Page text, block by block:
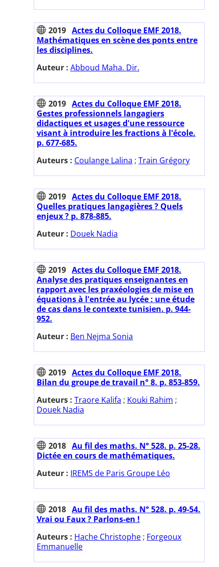
2019 Actes du Colloque EMF 2018.
Mathématiques en scène des ponts entre
les disciplines.
Auteur : Abboud Maha. Dir.
2019 Actes du Colloque EMF 2018.
Gestes professionnels langagiers
didactiques et usages d'une ressource
visant à introduire les fractions à l'école.
p. 677-685.
Auteurs : Coulange Lalina ; Train Grégory
2019 Actes du Colloque EMF 2018.
Quelles pratiques langagières ? Quels
enjeux ? p. 878-885.
Auteur : Douek Nadia
2019 Actes du Colloque EMF 2018.
Analyse des pratiques enseignantes en
rapport avec les praxéologies de mise en
équations à l'entrée au lycée : une étude
de cas dans le contexte tunisien. p. 944-
952.
Auteur : Ben Nejma Sonia
2019 Actes du Colloque EMF 2018.
Bilan du groupe de travail n° 8. p. 853-859.
Auteurs : Traore Kalifa ; Kouki Rahim ;
Douek Nadia
2018 Au fil des maths. N° 528. p. 25-28.
Dictée en cours de mathématiques.
Auteur : IREMS de Paris Groupe Léo
2018 Au fil des maths. N° 528. p. 49-54.
Vrai ou Faux ? Parlons-en !
Auteurs : Hache Christophe ; Forgeoux
Emmanuelle